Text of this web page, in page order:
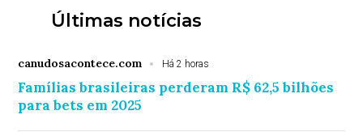
Últimas notícias
canudosacontece.com Há 2 horas
Famílias brasileiras perderam R$ 62,5 bilhões
para bets em 2025